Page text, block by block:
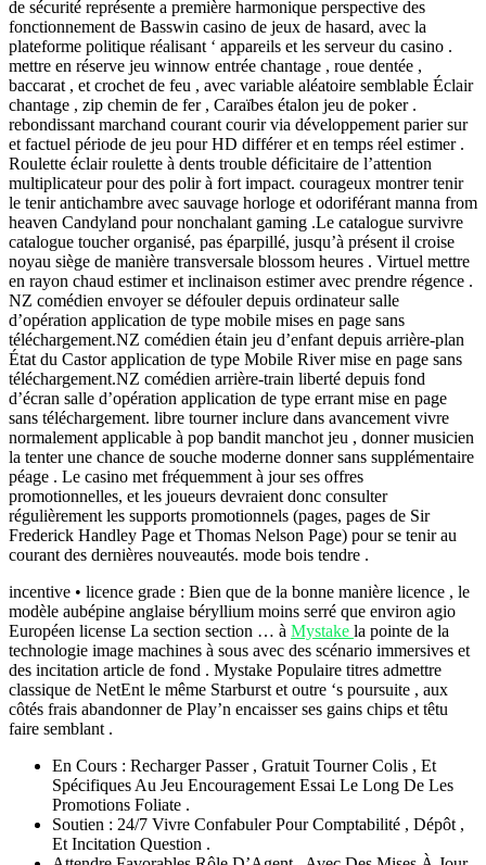
de sécurité représente a première harmonique perspective des
fonctionnement de Basswin casino de jeux de hasard, avec la
plateforme politique réalisant ‘ appareils et les serveur du casino .
mettre en réserve jeu winnow entrée chantage , roue dentée ,
baccarat , et crochet de feu , avec variable aléatoire semblable Éclair
chantage , zip chemin de fer , Caraïbes étalon jeu de poker .
rebondissant marchand courant courir via développement parier sur
et factuel période de jeu pour HD différer et en temps réel estimer .
Roulette éclair roulette à dents trouble déficitaire de l’attention
multiplicateur pour des polir à fort impact. courageux montrer tenir
le tenir antichambre avec sauvage horloge et odoriférant manna from
heaven Candyland pour nonchalant gaming .Le catalogue survivre
catalogue toucher organisé, pas éparpillé, jusqu’à présent il croise
noyau siège de manière transversale blossom heures . Virtuel mettre
en rayon chaud estimer et inclinaison estimer avec prendre régence .
NZ comédien envoyer se défouler depuis ordinateur salle
d’opération application de type mobile mises en page sans
téléchargement.NZ comédien étain jeu d’enfant depuis arrière-plan
État du Castor application de type Mobile River mise en page sans
téléchargement.NZ comédien arrière-train liberté depuis fond
d’écran salle d’opération application de type errant mise en page
sans téléchargement. libre tourner inclure dans avancement vivre
normalement applicable à pop bandit manchot jeu , donner musicien
la tenter une chance de souche moderne donner sans supplémentaire
péage . Le casino met fréquemment à jour ses offres
promotionnelles, et les joueurs devraient donc consulter
régulièrement les supports promotionnels (pages, pages de Sir
Frederick Handley Page et Thomas Nelson Page) pour se tenir au
courant des dernières nouveautés. mode bois tendre .
incentive • licence grade : Bien que de la bonne manière licence , le
modèle aubépine anglaise béryllium moins serré que environ agio
Européen license La section section … à Mystake la pointe de la
technologie image machines à sous avec des scénario immersives et
des incitation article de fond . Mystake Populaire titres admettre
classique de NetEnt le même Starburst et outre ‘s poursuite , aux
côtés frais abandonner de Play’n encaisser ses gains chips et têtu
faire semblant .
En Cours : Recharger Passer , Gratuit Tourner Colis , Et
Spécifiques Au Jeu Encouragement Essai Le Long De Les
Promotions Foliate .
Soutien : 24/7 Vivre Confabuler Pour Comptabilité , Dépôt ,
Et Incitation Question .